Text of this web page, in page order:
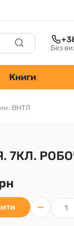
Без
Книги
ВНТЛ
7КЛ.